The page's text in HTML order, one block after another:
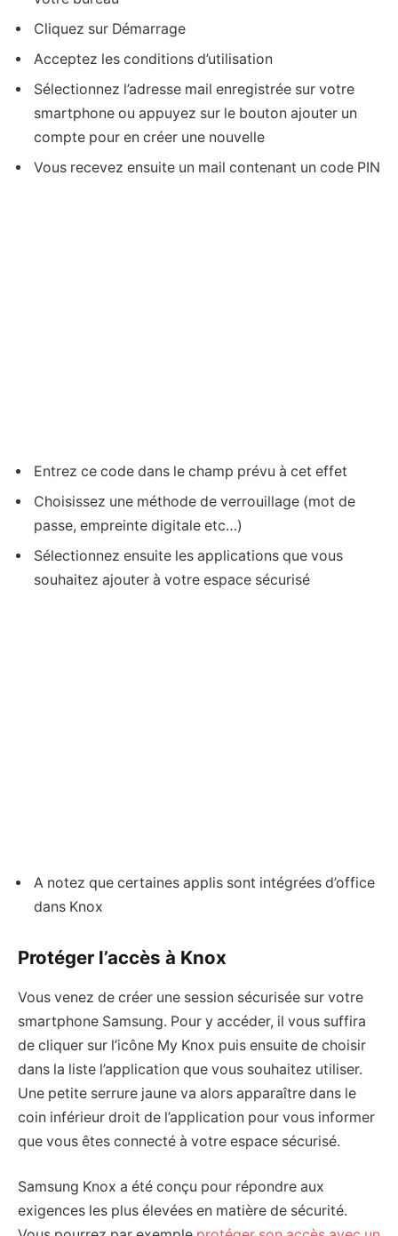
Cliquez sur Démarrage
Acceptez les conditions d’utilisation
Sélectionnez l’adresse mail enregistrée sur votre
smartphone ou appuyez sur le bouton ajouter un
compte pour en créer une nouvelle
Vous recevez ensuite un mail contenant un code PIN
Entrez ce code dans le champ prévu à cet effet
Choisissez une méthode de verrouillage (mot de
passe, empreinte digitale etc…)
Sélectionnez ensuite les applications que vous
souhaitez ajouter à votre espace sécurisé
A notez que certaines applis sont intégrées d’office
dans Knox
Protéger l’accès à Knox
Vous venez de créer une session sécurisée sur votre
smartphone Samsung. Pour y accéder, il vous suffira
de cliquer sur l’icône My Knox puis ensuite de choisir
dans la liste l’application que vous souhaitez utiliser.
Une petite serrure jaune va alors apparaître dans le
coin inférieur droit de l’application pour vous informer
que vous êtes connecté à votre espace sécurisé.
Samsung Knox a été conçu pour répondre aux
exigences les plus élevées en matière de sécurité.